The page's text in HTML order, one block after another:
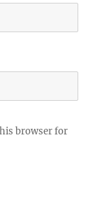
browser for